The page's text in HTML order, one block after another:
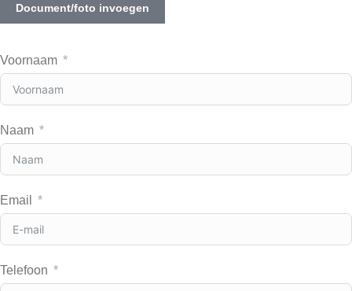
Document/foto invoegen
Voornaam
Naam
Email
Telefoon